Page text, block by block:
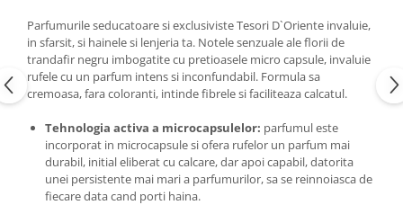
Parfumurile seducatoare si exclusiviste Tesori D`Oriente invaluie,
in sfarsit, si hainele si lenjeria ta. Notele senzuale ale florii de
trandafir negru imbogatite cu pretioasele micro capsule, invaluie
rufele cu un parfum intens si inconfundabil. Formula sa
cremoasa, fara coloranti, intinde fibrele si faciliteaza calcatul.
Tehnologia activa a microcapsulelor: parfumul este
incorporat in microcapsule si ofera rufelor un parfum mai
durabil, initial eliberat cu calcare, dar apoi capabil, datorita
unei persistente mai mari a parfumurilor, sa se reinnoiasca de
fiecare data cand porti haina.